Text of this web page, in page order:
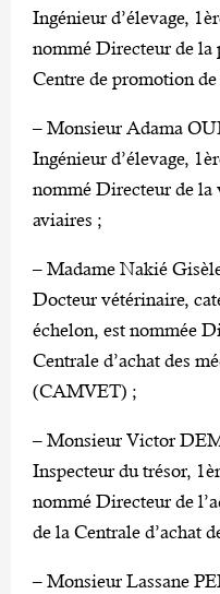
Ingénieur d’élevage,
nommé Directeur de
Centre de promotion
– Monsieur Adama
Ingénieur d’élevage,
nommé Directeur de la
aviaires ;
– Madame Nakié
Docteur vétérinaire,
échelon, est nommée
Centrale d’achat des
(CAMVET) ;
– Monsieur Victor
Inspecteur du trésor,
nommé Directeur de
de la Centrale d’achat
– Monsieur Lassane